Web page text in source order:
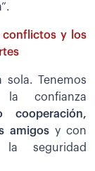
conflictos y los
sola. Tenemos
la confianza
cooperación,
amigos y con
la seguridad